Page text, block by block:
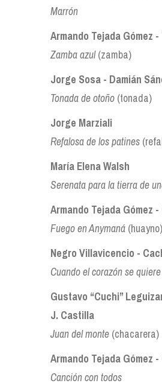
Marrón
Armando Tejada Gómez
Zamba azul(zamba)
Jorge Sosa - Damián
Tonada de otoño (tonada)
Jorge Marziali
Refalosa de los patines
María Elena Walsh
Serenata para la tierra de
Armando Tejada Gómez
Fuego en Anymaná (huayno)
Negro Villavicencio -
Cuando el corazón se
Gustavo “Cuchi”
J. Castilla
Juan del monte (chacarera)
Armando Tejada Gómez
Canción con todos